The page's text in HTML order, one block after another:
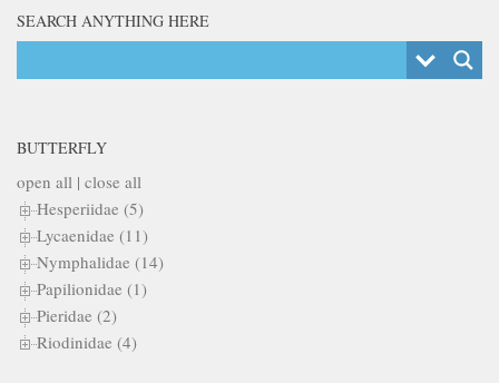
SEARCH ANYTHING HERE
BUTTERFLY
open all | close all
Hesperiidae (5)
Lycaenidae (11)
Nymphalidae (14)
Papilionidae (1)
Pieridae (2)
Riodinidae (4)